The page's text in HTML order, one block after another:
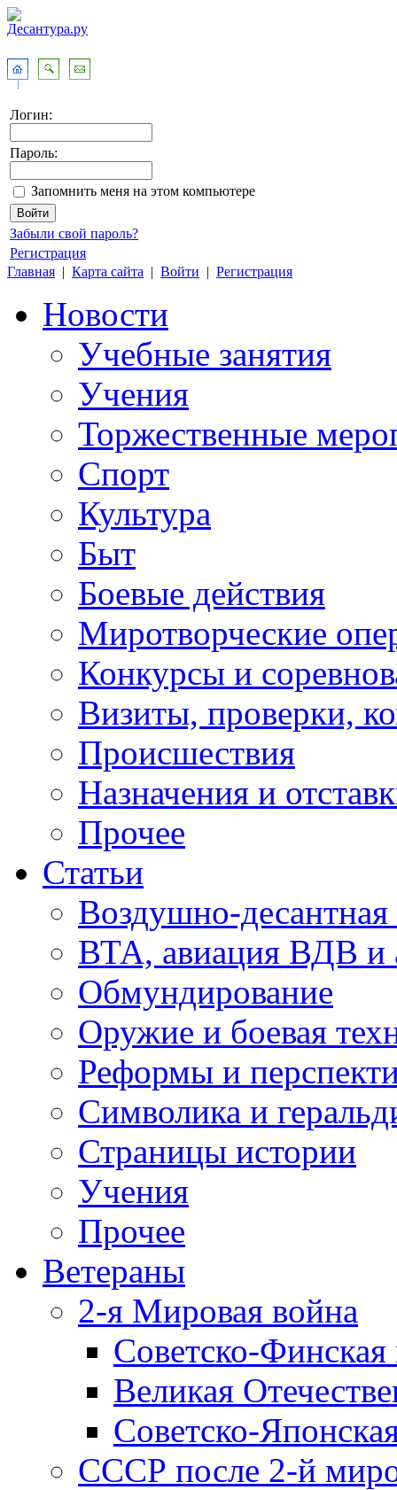
Логин:
Пароль:
Запомнить меня на этом компьютере
Забыли свой пароль?
Регистрация
Главная | Карта сайта | Войти | Регистрация
Новости
Учебные занятия
Учения
Торжественные
Спорт
Культура
Быт
Боевые действия
Миротворческие
Конкурсы и
Визиты, проверки,
Происшествия
Назначения и
Прочее
Статьи
Воздушно-десантная
ВТА, авиация ВДВ и
Обмундирование
Оружие и боевая
Реформы и
Символика и
Страницы истории
Учения
Прочее
Ветераны
2-я Мировая война
Советско-
Великая
Советско-
СССР после 2-й